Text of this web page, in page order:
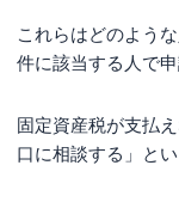
これらはどのよう
件に該当する人で
固定資産税が支払
口に相談する」と